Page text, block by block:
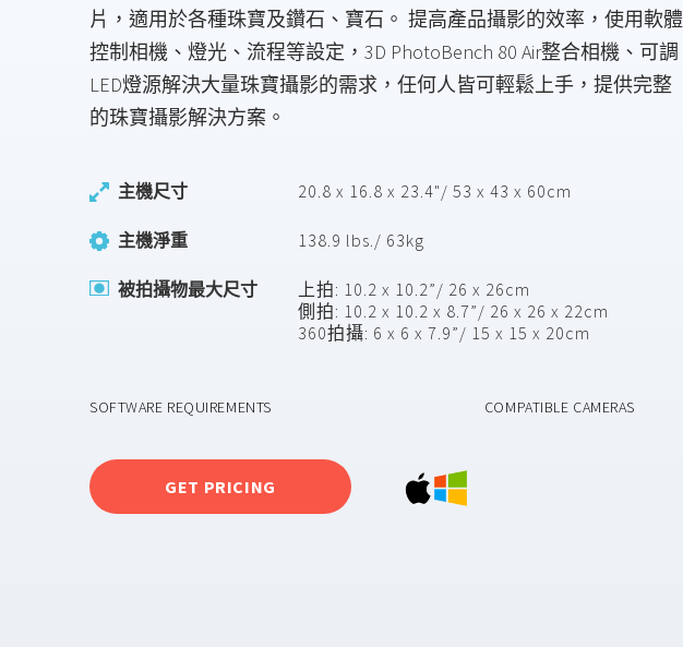
片，適用於各種珠寶及鑽石、寶石。 提高產品攝影的效率，使用軟體
控制相機、燈光、流程等設定，3D PhotoBench 80 Air整合相機、可調
LED燈源解決大量珠寶攝影的需求，任何人皆可輕鬆上手，提供完整
的珠寶攝影解決方案。
主機尺寸 20.8 x 16.8 x 23.4"/ 53 x 43 x 60cm
主機淨重 138.9 lbs./ 63kg
被拍攝物最大尺寸
上拍: 10.2 x 10.2”/ 26 x 26cm
側拍: 10.2 x 10.2 x 8.7”/ 26 x 26 x 22cm
360拍攝: 6 x 6 x 7.9”/ 15 x 15 x 20cm
SOFTWARE REQUIREMENTS COMPATIBLE CAMERAS
GET PRICING